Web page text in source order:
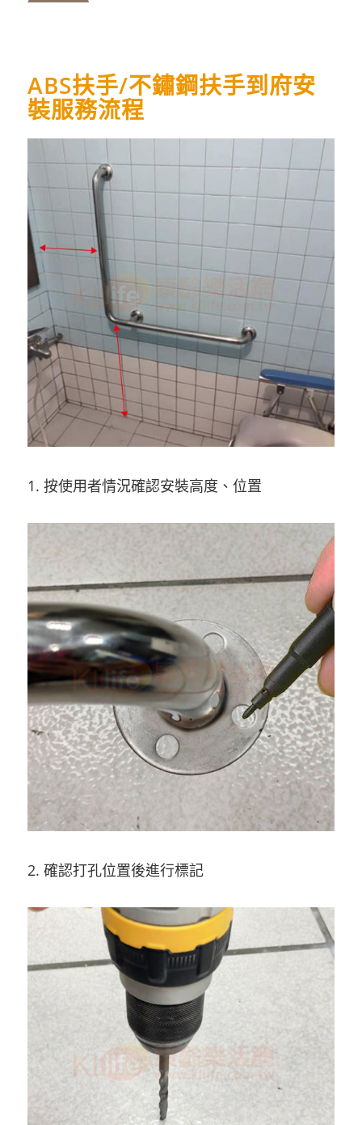
ABS扶手/不鏽鋼扶手到府安
裝服務流程
1. 按使用者情況確認安裝高度、位置
2. 確認打孔位置後進行標記